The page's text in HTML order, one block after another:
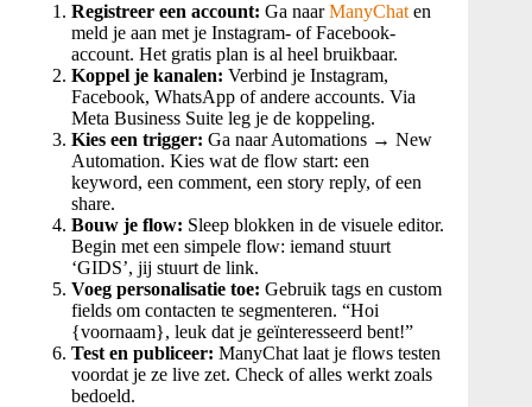
Registreer een account: Ga naarManyChat en
meld je aan met je Instagram- of Facebook-
account. Het gratis plan is al heel bruikbaar.
Koppel je kanalen: Verbind je Instagram,
Facebook, WhatsApp of andere accounts. Via
Meta Business Suite leg je de koppeling.
Kies een trigger: Ga naar Automations → New
Automation. Kies wat de flow start: een
keyword, een comment, een story reply, of een
share.
Bouw je flow: Sleep blokken in de visuele editor.
Begin met een simpele flow: iemand stuurt
‘GIDS’, jij stuurt de link.
Voeg personalisatie toe: Gebruik tags en custom
fields om contacten te segmenteren. “Hoi
{voornaam}, leuk dat je geïnteresseerd bent!”
Test en publiceer: ManyChat laat je flows testen
voordat je ze live zet. Check of alles werkt zoals
bedoeld.